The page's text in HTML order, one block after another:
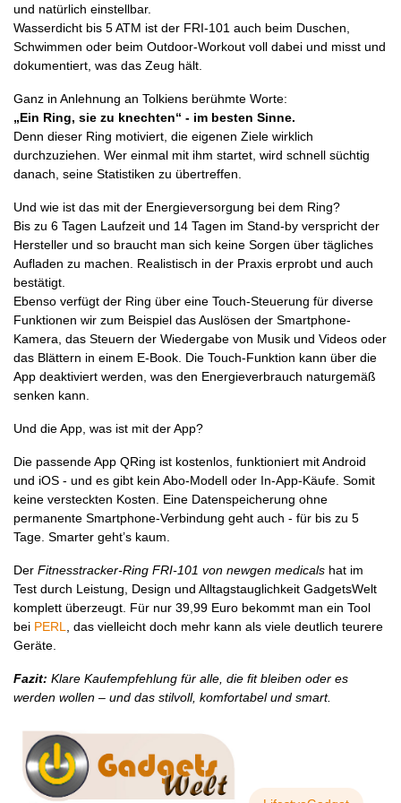
und natürlich einstellbar.
Wasserdicht bis 5 ATM ist der FRI-101 auch beim Duschen,
Schwimmen oder beim Outdoor-Workout voll dabei und misst und
dokumentiert, was das Zeug hält.
Ganz in Anlehnung an Tolkiens berühmte Worte:
„Ein Ring, sie zu knechten“ - im besten Sinne.
Denn dieser Ring motiviert, die eigenen Ziele wirklich
durchzuziehen. Wer einmal mit ihm startet, wird schnell süchtig
danach, seine Statistiken zu übertreffen.
Und wie ist das mit der Energieversorgung bei dem Ring?
Bis zu 6 Tagen Laufzeit und 14 Tagen im Stand-by verspricht der
Hersteller und so braucht man sich keine Sorgen über tägliches
Aufladen zu machen. Realistisch in der Praxis erprobt und auch
bestätigt.
Ebenso verfügt der Ring über eine Touch-Steuerung für diverse
Funktionen wir zum Beispiel das Auslösen der Smartphone-
Kamera, das Steuern der Wiedergabe von Musik und Videos oder
das Blättern in einem E-Book. Die Touch-Funktion kann über die
App deaktiviert werden, was den Energieverbrauch naturgemäß
senken kann.
Und die App, was ist mit der App?
Die passende App QRing ist kostenlos, funktioniert mit Android
und iOS - und es gibt kein Abo-Modell oder In-App-Käufe. Somit
keine versteckten Kosten. Eine Datenspeicherung ohne
permanente Smartphone-Verbindung geht auch - für bis zu 5
Tage. Smarter geht’s kaum.
Der Fitnesstracker-Ring FRI-101 von newgen medicals hat im
Test durch Leistung, Design und Alltagstauglichkeit GadgetsWelt
komplett überzeugt. Für nur 39,99 Euro bekommt man ein Tool
bei PERL
, das vielleicht doch mehr kann als viele deutlich teurere
Geräte.
Fazit: Klare Kaufempfehlung für alle, die fit bleiben oder es
werden wollen – und das stilvoll, komfortabel und smart.